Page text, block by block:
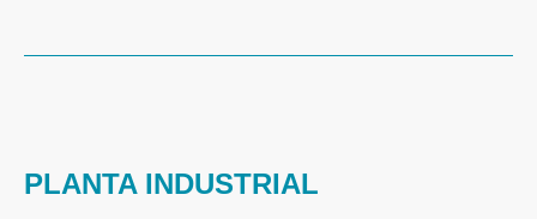
PLANTA INDUSTRIAL